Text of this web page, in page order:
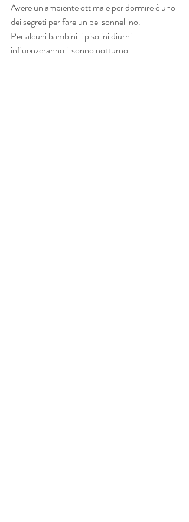
Avere un ambiente ottimale per dormire è uno
dei segreti per fare un bel sonnellino.
Per alcuni bambini  i pisolini diurni
influenzeranno il sonno notturno.